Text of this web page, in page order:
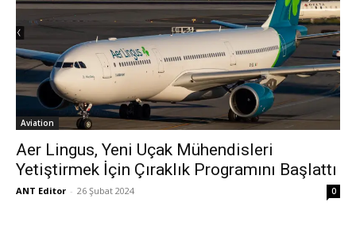
Aviation
Aer Lingus, Yeni Uçak Mühendisleri
Yetiştirmek İçin Çıraklık Programını Başlattı
ANT Editor - 26 Şubat 2024 0